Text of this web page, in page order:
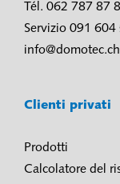
Tél. 062 787 87
Servizio 091 604
info@domotec.ch
Clienti privati
Prodotti
Calcolatore del